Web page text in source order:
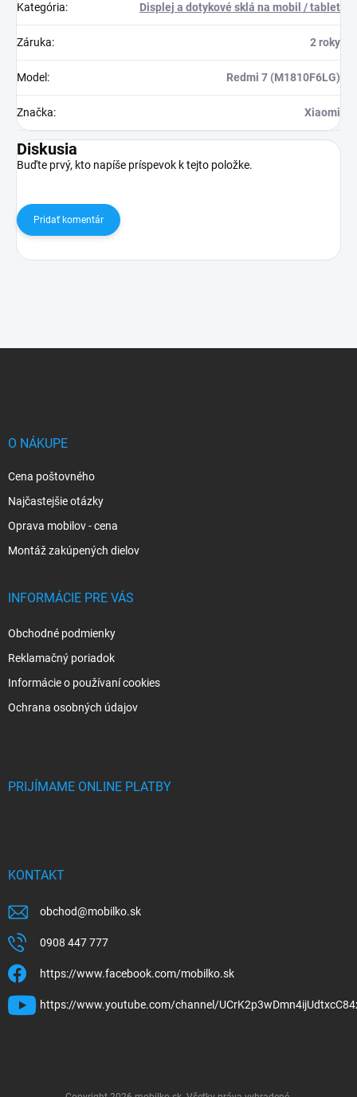
Kategória: Displej a dotykové sklá na mobil / tablet
Záruka: 2 roky
Model : Redmi 7 (M1810F6LG)
Značka: Xiaomi
Diskusia
Buďte prvý, kto napíše príspevok k tejto položke.
Pridať komentár
O NÁKUPE
Cena poštovného
Najčastejšie otázky
Oprava mobilov - cena
Montáž zakúpených dielov
INFORMÁCIE PRE VÁS
Obchodné podmienky
Reklamačný poriadok
Informácie o používaní cookies
Ochrana osobných údajov
PRIJÍMAME ONLINE PLATBY
KONTAKT
obchod@mobilko.sk
0908 447 777
https://www.facebook.com/mobilko.sk
https://www.youtube.com/channel/